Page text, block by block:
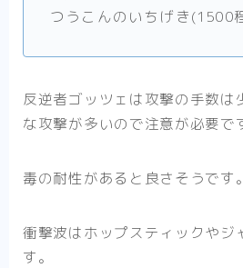
つうこんのいちげき(1500
反逆者ゴッツェは攻撃の手数は
な攻撃が多いので注意が必要で
毒の耐性があると良さそうです。
衝撃波はホップスティックやジ
す。